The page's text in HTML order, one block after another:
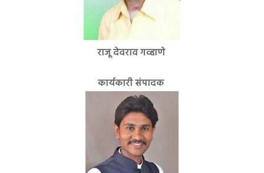
राजू देवराव गव्हाणे
कार्यकारी संपादक